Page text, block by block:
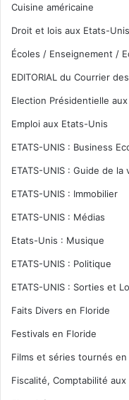
Cuisine américaine
Droit et lois aux Etats-Unis
Écoles / Enseignement /
EDITORIAL du Courrier
Election Présidentielle
Emploi aux Etats-Unis
ETATS-UNIS : Business
ETATS-UNIS : Guide de la
ETATS-UNIS : Immobilier
ETATS-UNIS : Médias
Etats-Unis : Musique
ETATS-UNIS : Politique
ETATS-UNIS : Sorties et
Faits Divers en Floride
Festivals en Floride
Films et séries tournés en
Fiscalité, Comptabilité